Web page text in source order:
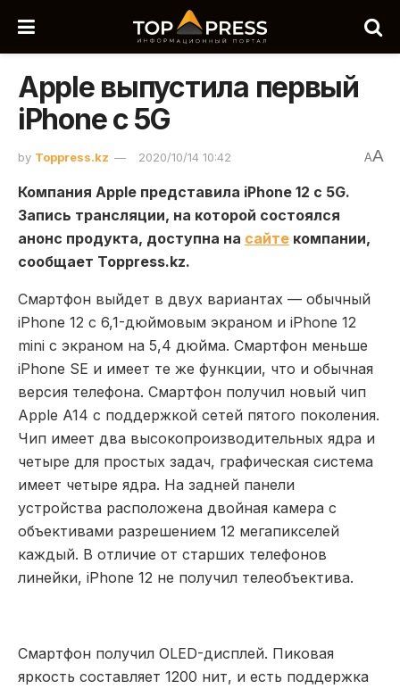
Apple выпустила первый
iPhone с 5G
by Toppress.kz 2020/10/14 10:42 AA
Компания Apple представила iPhone 12 с 5G.
Запись трансляции, на которой состоялся
анонс продукта, доступна на сайте компании,
сообщает Toppress.kz.
Смартфон выйдет в двух вариантах — обычный
iPhone 12 с 6,1-дюймовым экраном и iPhone 12
mini с экраном на 5,4 дюйма. Смартфон меньше
iPhone SE и имеет те же функции, что и обычная
версия телефона. Смартфон получил новый чип
Apple A14 с поддержкой сетей пятого поколения.
Чип имеет два высокопроизводительных ядра и
четыре для простых задач, графическая система
имеет четыре ядра. На задней панели
устройства расположена двойная камера с
объективами разрешением 12 мегапикселей
каждый. В отличие от старших телефонов
линейки, iPhone 12 не получил телеобъектива.
Смартфон получил OLED-дисплей. Пиковая
яркость составляет 1200 нит, и есть поддержка